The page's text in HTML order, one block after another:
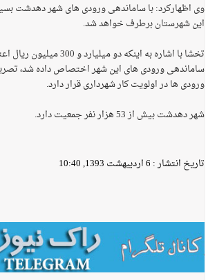
وی اظهارکرد: با ساماندهی ورودی های شهر دهدشت
این شهرستان برطرف خواهد شد.
تخشا با اشاره به اینکه دو
ساماندهی ورودی های این شهر اختصاص داده شد،
ورودی ها در اولویت کار شهرداری قرار دارد.
شهر دهدشت بیش از 53 هزار نفر جمعیت دارد.
تاریخ انتشار : 6 اردیبهشت 1393, 10:40